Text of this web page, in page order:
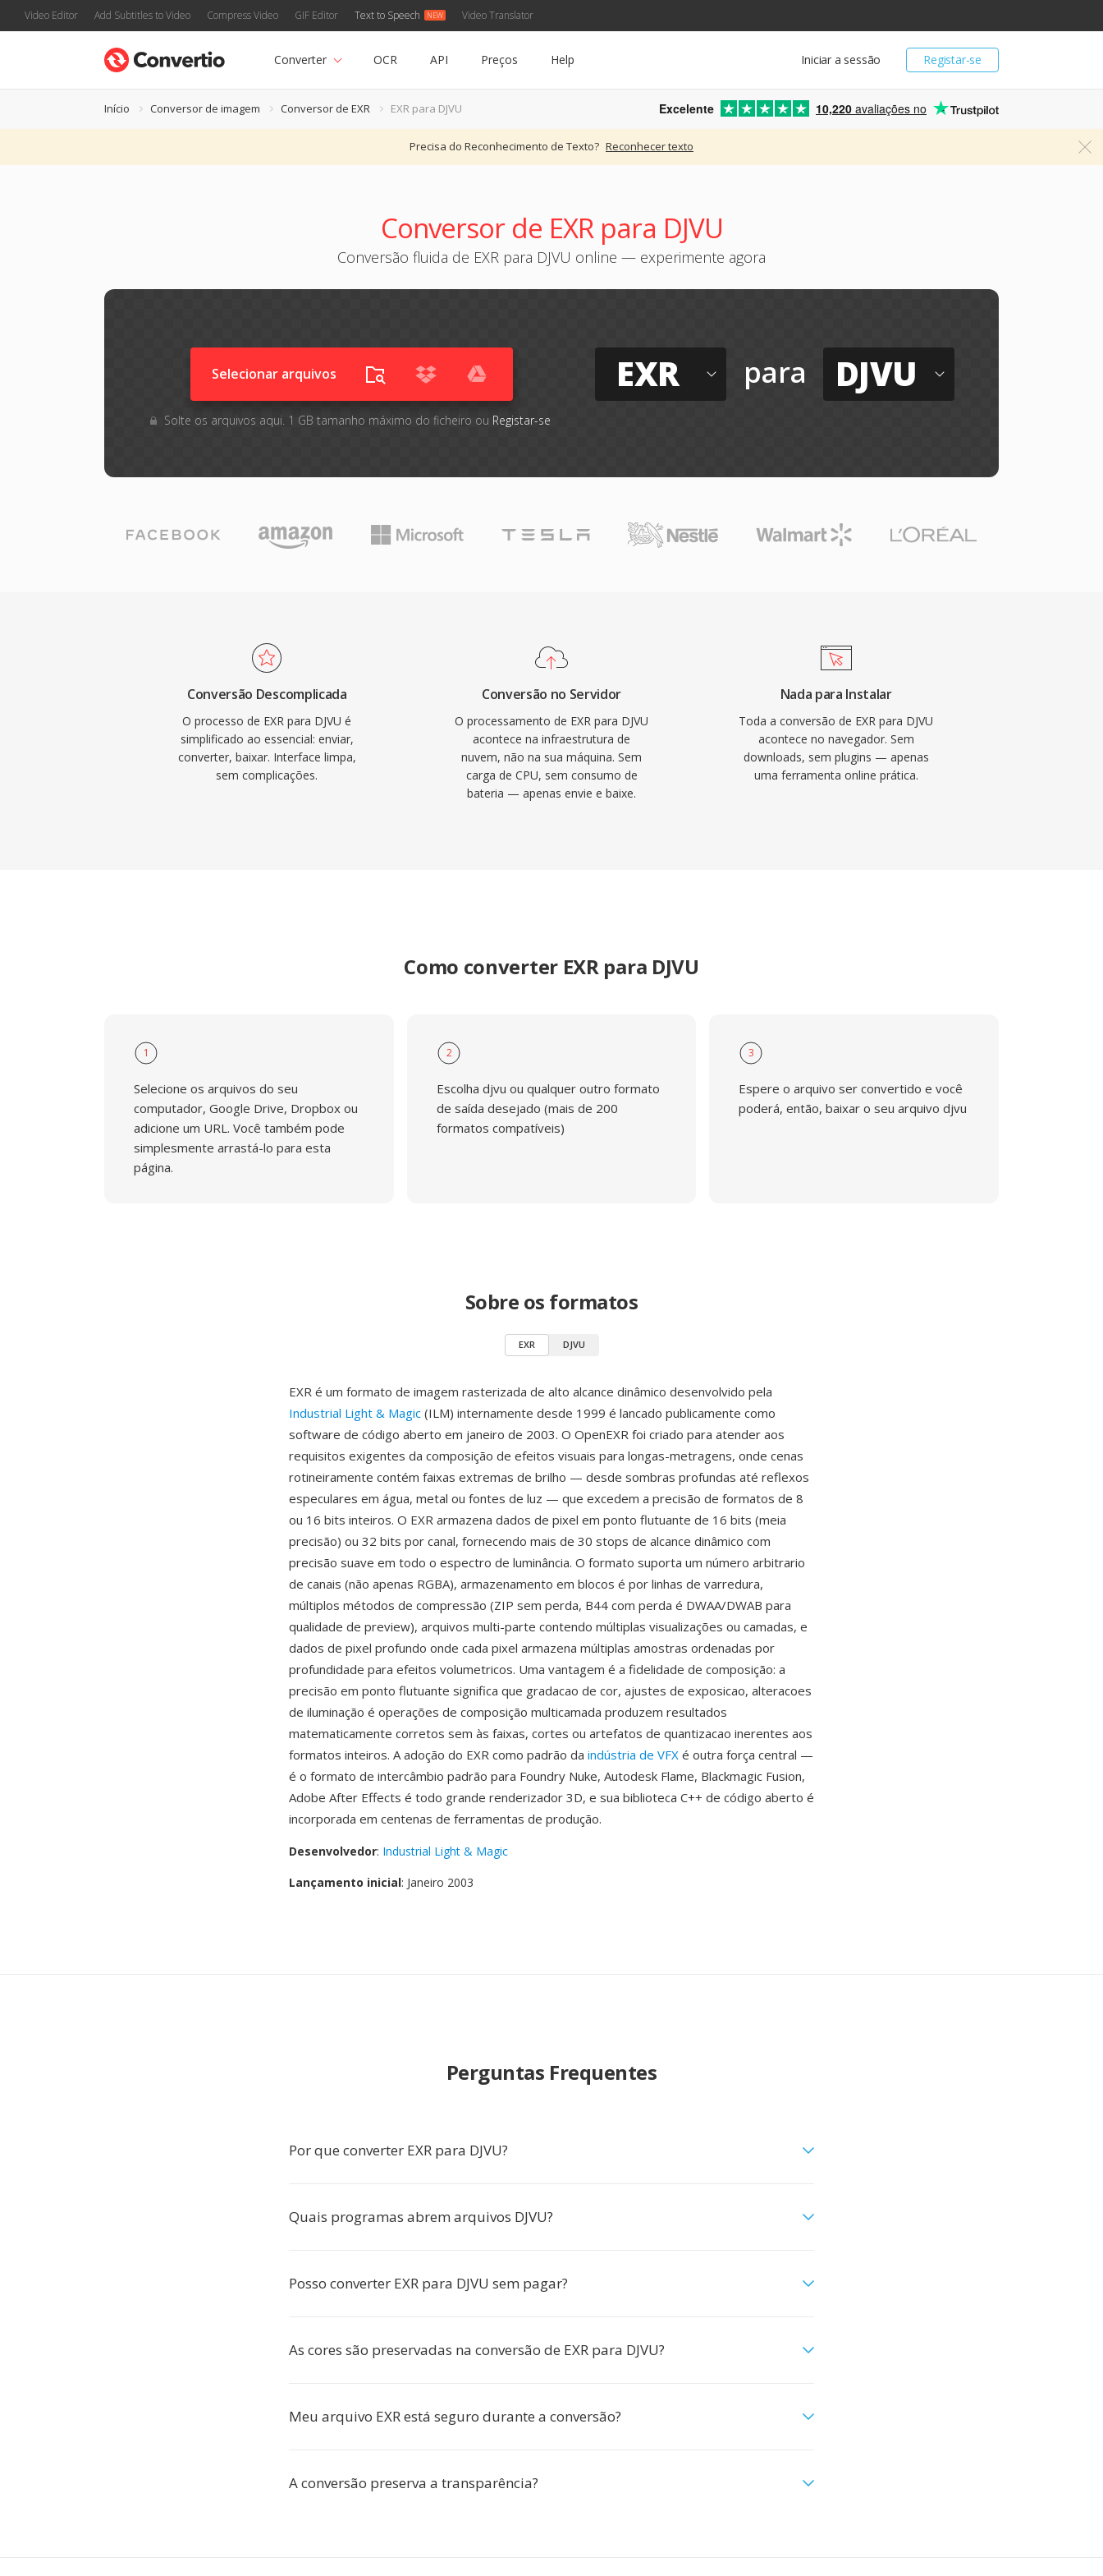
Video Editor Add Subtitles to Video Compress Video GIF Editor Text to Speech Video Translator
Registar-se
Iniciar a sessão
Converter OCR API Preços Help
Início Conversor de imagem Conversor de EXR EXR para DJVU Excelente 10,220 avaliações no
Precisa do Reconhecimento de Texto? Reconhecer texto
Conversor de EXR para DJVU
Conversão fluida de EXR para DJVU online — experimente agora
Selecionar arquivos
Solte os arquivos aqui. 1 GB tamanho máximo do ficheiro ou Registar-se
EXR para DJVU
Conversão Descomplicada
O processo de EXR para DJVU é
simplificado ao essencial: enviar,
converter, baixar. Interface limpa,
sem complicações.
Conversão no Servidor
O processamento de EXR para DJVU
acontece na infraestrutura de
nuvem, não na sua máquina. Sem
carga de CPU, sem consumo de
bateria — apenas envie e baixe.
Nada para Instalar
Toda a conversão de EXR para DJVU
acontece no navegador. Sem
downloads, sem plugins — apenas
uma ferramenta online prática.
Como converter EXR para DJVU
1
Selecione os arquivos do seu
computador, Google Drive, Dropbox ou
adicione um URL. Você também pode
simplesmente arrastá-lo para esta
página.
2
Escolha djvu ou qualquer outro formato
de saída desejado (mais de 200
formatos compatíveis)
3
Espere o arquivo ser convertido e você
poderá, então, baixar o seu arquivo djvu
Sobre os formatos
EXR DJVU
EXR é um formato de imagem rasterizada de alto alcance dinâmico desenvolvido pela
Industrial Light & Magic (ILM) internamente desde 1999 é lancado publicamente como
software de código aberto em janeiro de 2003. O OpenEXR foi criado para atender aos
requisitos exigentes da composição de efeitos visuais para longas-metragens, onde cenas
rotineiramente contém faixas extremas de brilho — desde sombras profundas até reflexos
especulares em água, metal ou fontes de luz — que excedem a precisão de formatos de 8
ou 16 bits inteiros. O EXR armazena dados de pixel em ponto flutuante de 16 bits (meia
precisão) ou 32 bits por canal, fornecendo mais de 30 stops de alcance dinâmico com
precisão suave em todo o espectro de luminância. O formato suporta um número arbitrario
de canais (não apenas RGBA), armazenamento em blocos é por linhas de varredura,
múltiplos métodos de compressão (ZIP sem perda, B44 com perda é DWAA/DWAB para
qualidade de preview), arquivos multi-parte contendo múltiplas visualizações ou camadas, e
dados de pixel profundo onde cada pixel armazena múltiplas amostras ordenadas por
profundidade para efeitos volumetricos. Uma vantagem é a fidelidade de composição: a
precisão em ponto flutuante significa que gradacao de cor, ajustes de exposicao, alteracoes
de iluminação é operações de composição multicamada produzem resultados
matematicamente corretos sem às faixas, cortes ou artefatos de quantizacao inerentes aos
formatos inteiros. A adoção do EXR como padrão da indústria de VFX é outra força central —
é o formato de intercâmbio padrão para Foundry Nuke, Autodesk Flame, Blackmagic Fusion,
Adobe After Effects é todo grande renderizador 3D, e sua biblioteca C++ de código aberto é
incorporada em centenas de ferramentas de produção.
Desenvolvedor: Industrial Light & Magic
Lançamento inicial: Janeiro 2003
Perguntas Frequentes
Por que converter EXR para DJVU?
Quais programas abrem arquivos DJVU?
Posso converter EXR para DJVU sem pagar?
As cores são preservadas na conversão de EXR para DJVU?
Meu arquivo EXR está seguro durante a conversão?
A conversão preserva a transparência?